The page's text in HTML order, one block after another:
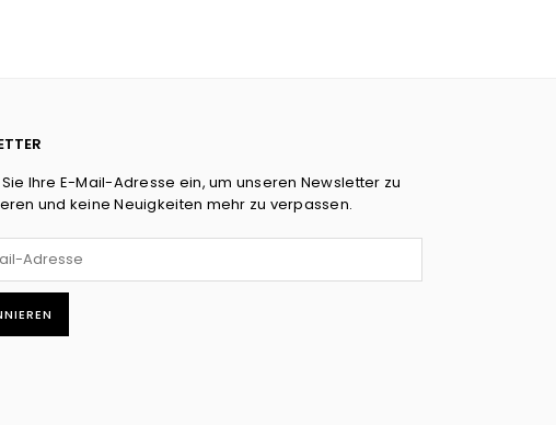
Ihre E-Mail-Adresse ein, um unseren Newsletter zu
und keine Neuigkeiten mehr zu verpassen.